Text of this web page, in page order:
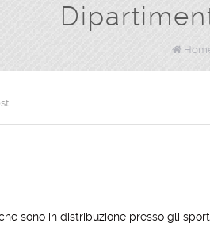
sono in distribuzione presso gli